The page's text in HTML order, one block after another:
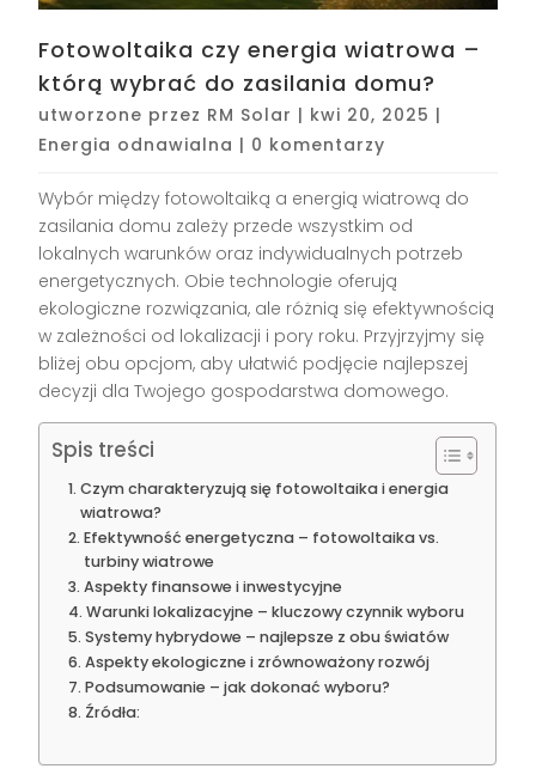
Fotowoltaika czy energia wiatrowa –
którą wybrać do zasilania domu?
utworzone przez RM Solar | kwi 20, 2025 |
Energia odnawialna | 0 komentarzy
Wybór między fotowoltaiką a energią wiatrową do
zasilania domu zależy przede wszystkim od
lokalnych warunków oraz indywidualnych potrzeb
energetycznych. Obie technologie oferują
ekologiczne rozwiązania, ale różnią się efektywnością
w zależności od lokalizacji i pory roku. Przyjrzyjmy się
bliżej obu opcjom, aby ułatwić podjęcie najlepszej
decyzji dla Twojego gospodarstwa domowego.
Spis treści
Czym charakteryzują się fotowoltaika i energia
wiatrowa?
Efektywność energetyczna – fotowoltaika vs.
turbiny wiatrowe
Aspekty finansowe i inwestycyjne
Warunki lokalizacyjne – kluczowy czynnik wyboru
Systemy hybrydowe – najlepsze z obu światów
Aspekty ekologiczne i zrównoważony rozwój
Podsumowanie – jak dokonać wyboru?
Źródła: